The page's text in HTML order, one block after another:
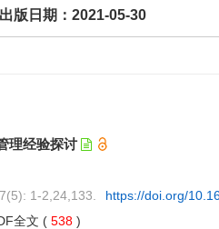
版日期：2021-05-30
理经验探讨
1-2,24,133.
https://doi.org/
全文 ( 538 )